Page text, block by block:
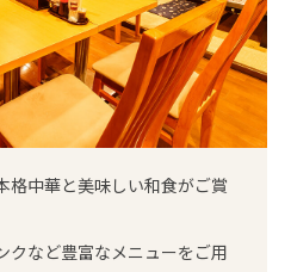
格中華と美味しい和食がご賞
クなど豊富なメニューをご用